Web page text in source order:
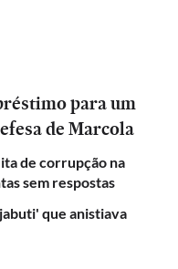
para um
de Marcola
de corrupção na
sem respostas
que anistiava